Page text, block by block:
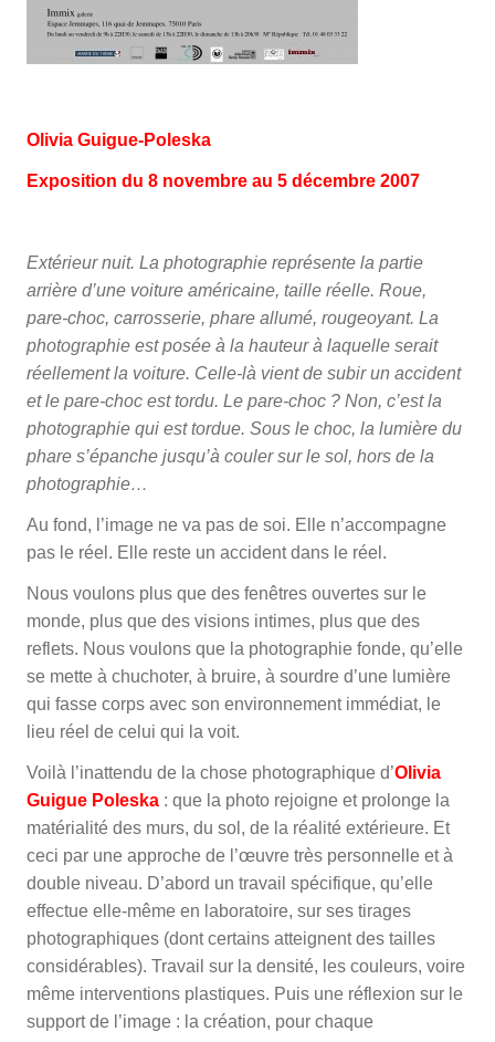
Olivia Guigue-Poleska
Exposition du 8 novembre au 5 décembre 2007
Extérieur nuit. La photographie représente la partie
arrière d’une voiture américaine, taille réelle. Roue,
pare-choc, carrosserie, phare allumé, rougeoyant. La
photographie est posée à la hauteur à laquelle serait
réellement la voiture. Celle-là vient de subir un accident
et le pare-choc est tordu. Le pare-choc ? Non, c’est la
photographie qui est tordue. Sous le choc, la lumière du
phare s’épanche jusqu’à couler sur le sol, hors de la
photographie…
Au fond, l’image ne va pas de soi. Elle n’accompagne
pas le réel. Elle reste un accident dans le réel.
Nous voulons plus que des fenêtres ouvertes sur le
monde, plus que des visions intimes, plus que des
reflets. Nous voulons que la photographie fonde, qu’elle
se mette à chuchoter, à bruire, à sourdre d’une lumière
qui fasse corps avec son environnement immédiat, le
lieu réel de celui qui la voit.
Voilà l’inattendu de la chose photographique d’Olivia
Guigue Poleska : que la photo rejoigne et prolonge la
matérialité des murs, du sol, de la réalité extérieure. Et
ceci par une approche de l’œuvre très personnelle et à
double niveau. D’abord un travail spécifique, qu’elle
effectue elle-même en laboratoire, sur ses tirages
photographiques (dont certains atteignent des tailles
considérables). Travail sur la densité, les couleurs, voire
même interventions plastiques. Puis une réflexion sur le
support de l’image : la création, pour chaque